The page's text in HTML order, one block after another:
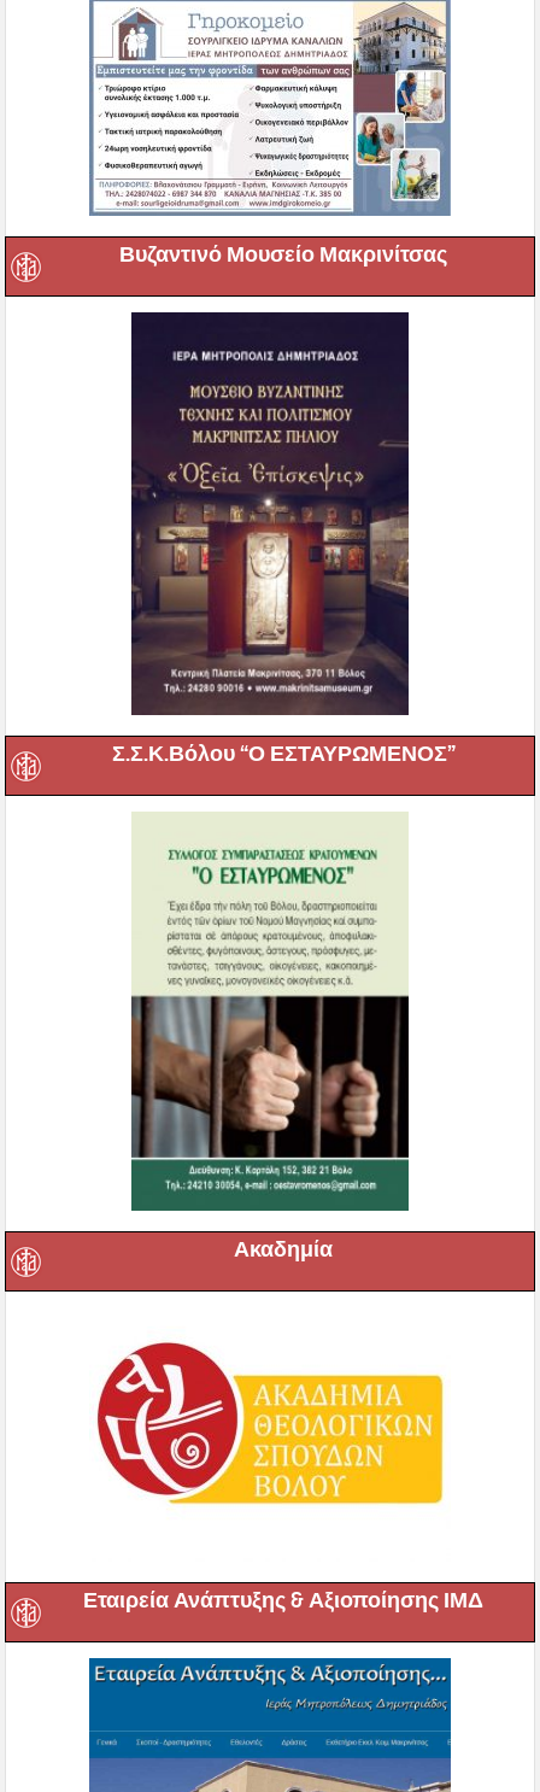
Βυζαντινό Μουσείο Μακρινίτσας
Σ.Σ.Κ.Βόλου “Ο ΕΣΤΑΥΡΩΜΕΝΟΣ”
Ακαδημία
Εταιρεία Ανάπτυξης & Αξιοποίησης ΙΜΔ